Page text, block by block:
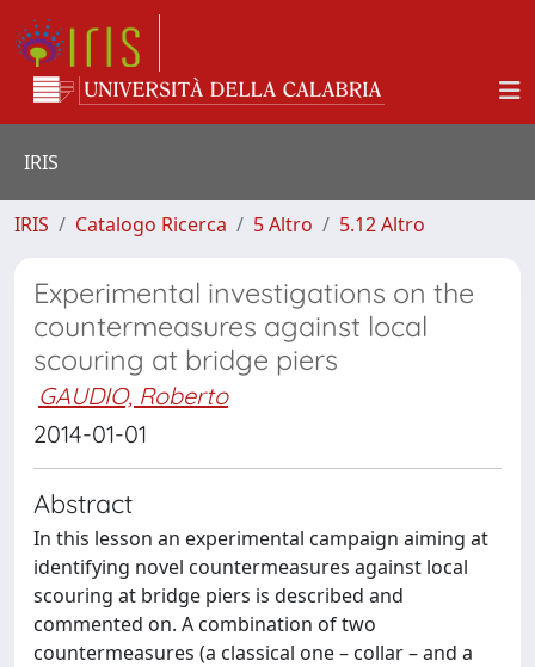
IRIS
IRIS Catalogo Ricerca 5 Altro 5.12 Altro
Experimental investigations on the
countermeasures against local
scouring at bridge piers
GAUDIO, Roberto
2014-01-01
Abstract
In this lesson an experimental campaign aiming at
identifying novel countermeasures against local
scouring at bridge piers is described and
commented on. A combination of two
countermeasures (a classical one – collar – and a